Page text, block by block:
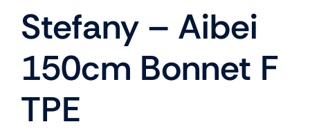
Stefany – Aibei
150cm Bonnet F
TPE